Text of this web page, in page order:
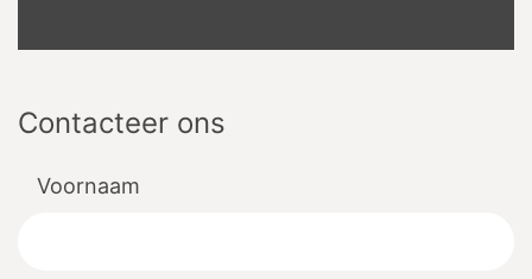
Contacteer ons
Voornaam